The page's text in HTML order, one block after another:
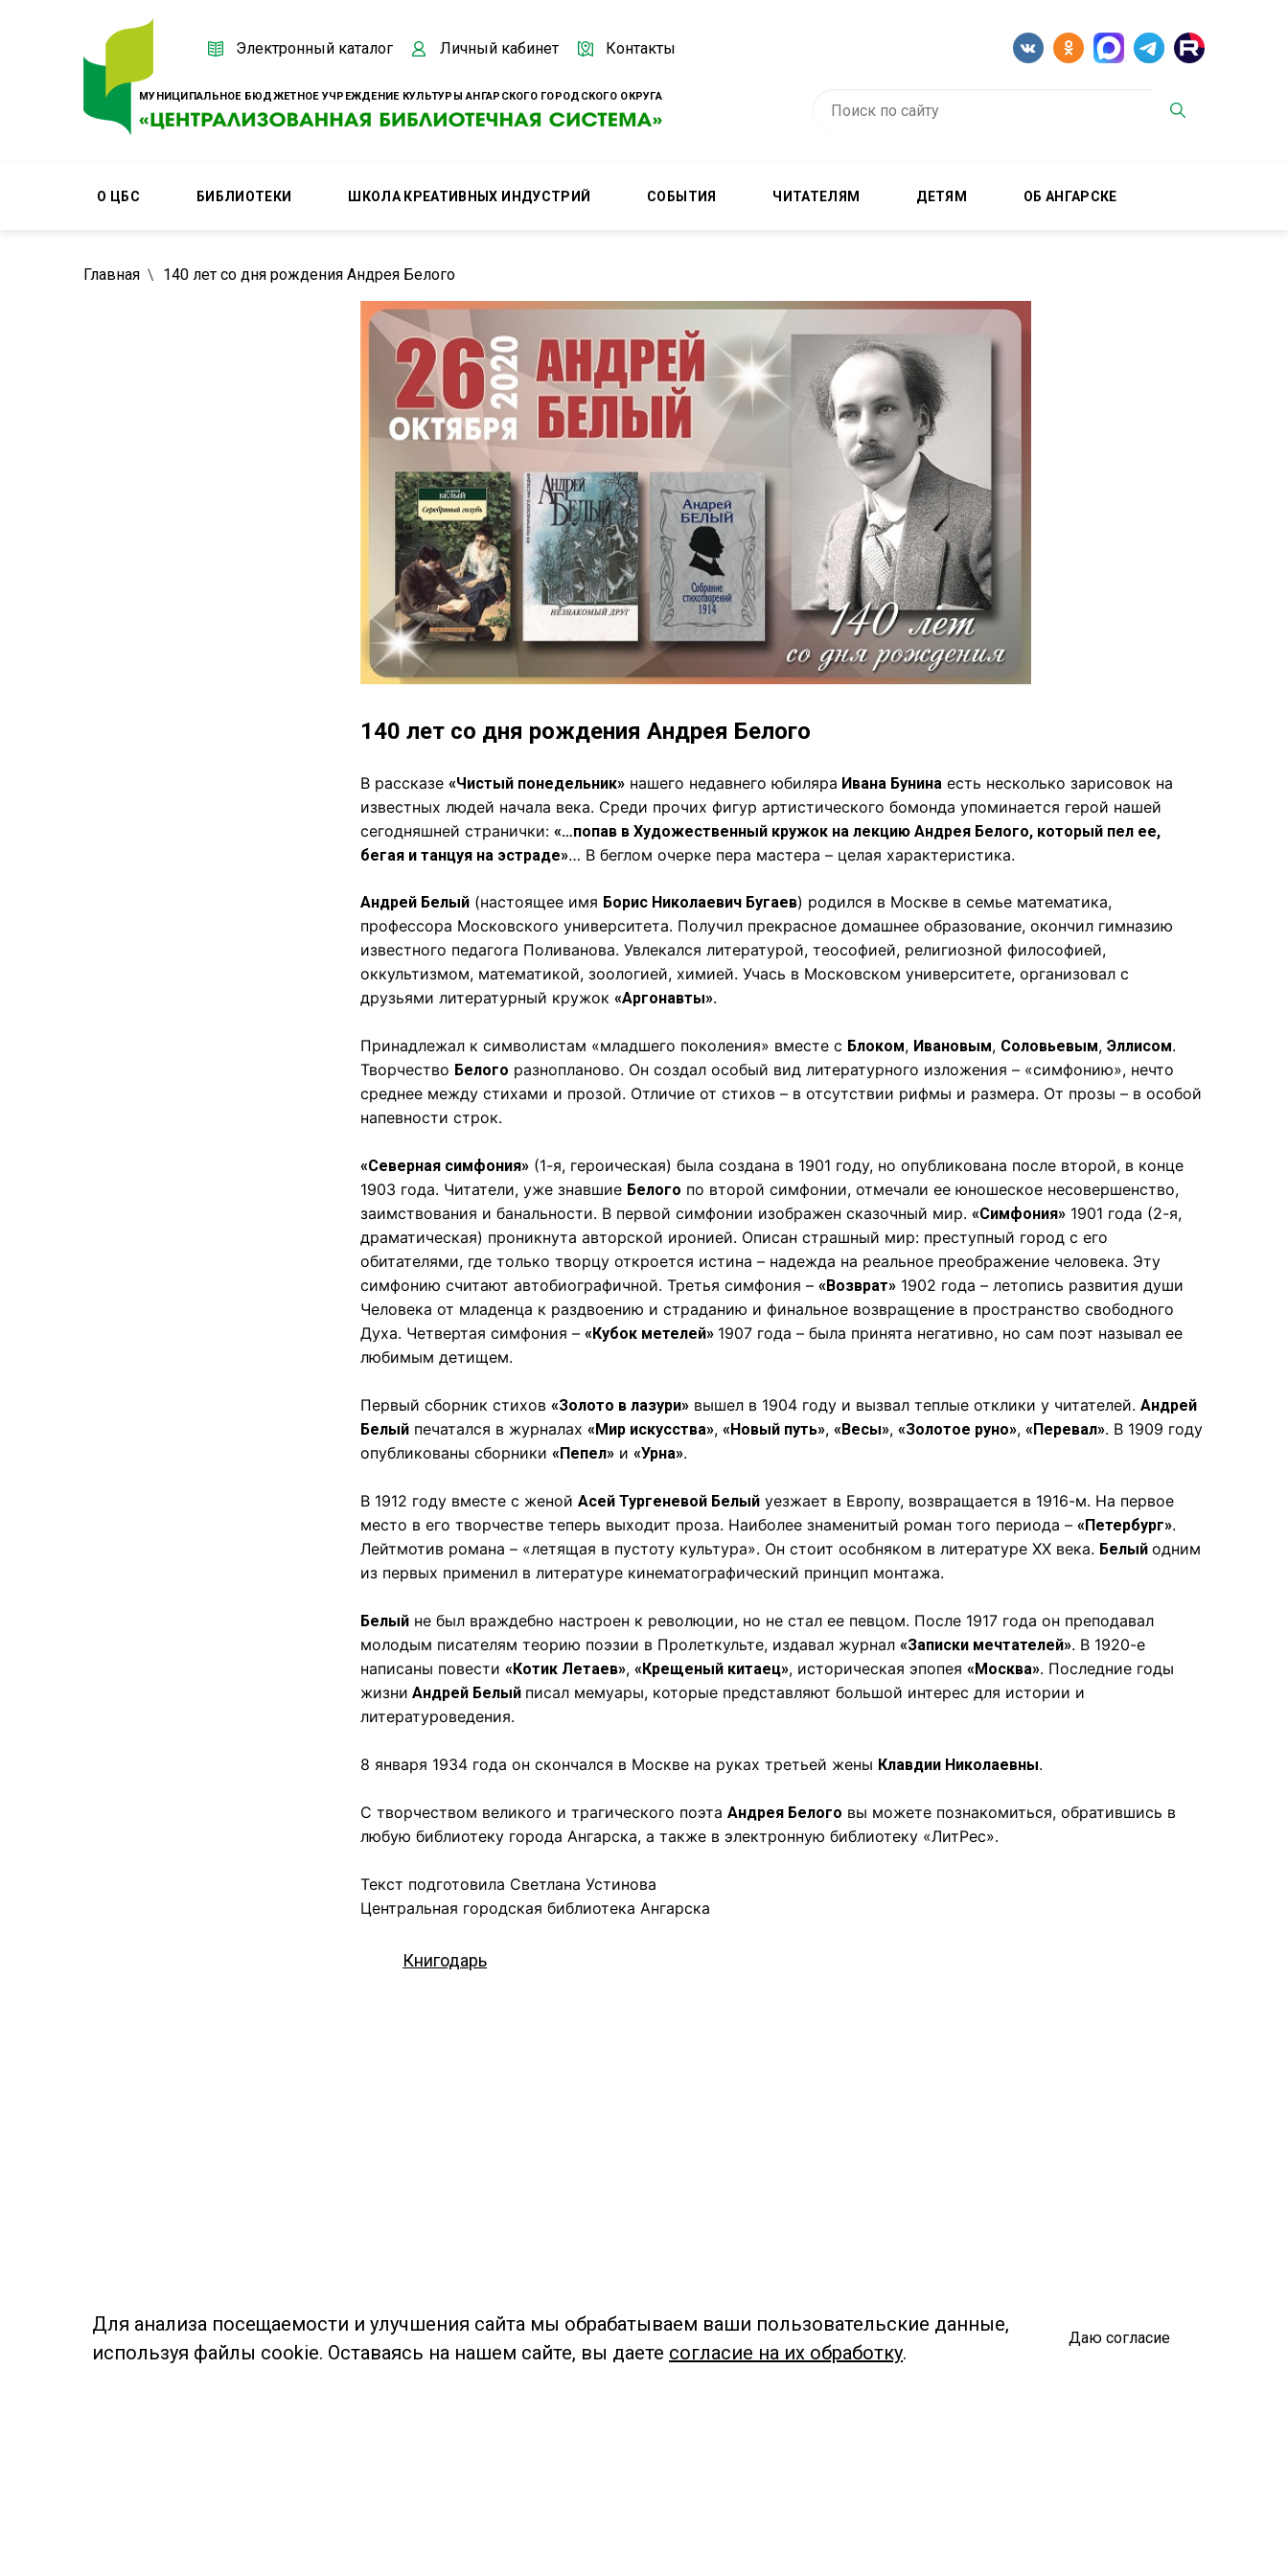
МУНИЦИПАЛЬНОЕ БЮДЖЕТНОЕ УЧРЕЖДЕНИЕ КУЛЬТУРЫ АНГАРСКОГО ГОРОДСКОГО ОКРУГА
Электронный каталог Личный кабинет Контакты
О ЦБС БИБЛИОТЕКИ ШКОЛА КРЕАТИВНЫХ ИНДУСТРИЙ СОБЫТИЯ ЧИТАТЕЛЯМ ДЕТЯМ ОБ АНГАРСКЕ
Главная 140 лет со дня рождения Андрея Белого
140 лет со дня рождения Андрея Белого
В рассказе«Чистый понедельник» нашего недавнего юбиляра Ивана Бунина есть несколько зарисовок на
известных людей начала века. Среди прочих фигур артистического бомонда упоминается герой нашей
сегодняшней странички:«…попав в Художественный кружок на лекцию Андрея Белого, который пел ее,
бегая и танцуя на эстраде»… В беглом очерке пера мастера – целая характеристика.
Андрей Белый (настоящее имя Борис Николаевич Бугаев) родился в Москве в семье математика,
профессора Московского университета. Получил прекрасное домашнее образование, окончил гимназию
известного педагога Поливанова. Увлекался литературой, теософией, религиозной философией,
оккультизмом, математикой, зоологией, химией. Учась в Московском университете, организовал с
друзьями литературный кружок«Аргонавты».
Принадлежал к символистам «младшего поколения» вместе с Блоком, Ивановым, Соловьевым,Эллисом.
Творчество Белого разнопланово. Он создал особый вид литературного изложения – «симфонию», нечто
среднее между стихами и прозой. Отличие от стихов – в отсутствии рифмы и размера. От прозы – в особой
напевности строк.
«Северная симфония» (1-я, героическая) была создана в 1901 году, но опубликована после второй, в конце
1903 года. Читатели, уже знавшие Белого по второй симфонии, отмечали ее юношеское несовершенство,
заимствования и банальности. В первой симфонии изображен сказочный мир.«Симфония» 1901 года (2-я,
драматическая) проникнута авторской иронией. Описан страшный мир: преступный город с его
обитателями, где только творцу откроется истина – надежда на реальное преображение человека. Эту
симфонию считают автобиографичной. Третья симфония –«Возврат» 1902 года – летопись развития души
Человека от младенца к раздвоению и страданию и финальное возвращение в пространство свободного
Духа. Четвертая симфония –«Кубок метелей» 1907 года – была принята негативно, но сам поэт называл ее
любимым детищем.
Первый сборник стихов«Золото в лазури» вышел в 1904 году и вызвал теплые отклики у читателей.Андрей
Белый печатался в журналах«Мир искусства»,«Новый путь»,«Весы»,«Золотое руно»,«Перевал». В 1909 году
опубликованы сборники«Пепел» и«Урна».
В 1912 году вместе с женойАсей Тургеневой Белый уезжает в Европу, возвращается в 1916-м. На первое
место в его творчестве теперь выходит проза. Наиболее знаменитый роман того периода –«Петербург».
Лейтмотив романа – «летящая в пустоту культура». Он стоит особняком в литературе XX века. Белыйодним
из первых применил в литературе кинематографический принцип монтажа.
Белый не был враждебно настроен к революции, но не стал ее певцом. После 1917 года он преподавал
молодым писателям теорию поэзии в Пролеткульте, издавал журнал«Записки мечтателей». В 1920-е
написаны повести«Котик Летаев»,«Крещеный китаец», историческая эпопея«Москва». Последние годы
жизни Андрей Белый писал мемуары, которые представляют большой интерес для истории и
литературоведения.
8 января 1934 года он скончался в Москве на руках третьей жены Клавдии Николаевны.
С творчеством великого и трагического поэтаАндрея Белого вы можете познакомиться, обратившись в
любую библиотеку города Ангарска, а также в электронную библиотеку «ЛитРес».
Текст подготовила Светлана Устинова
Центральная городская библиотека Ангарска
Книгодарь
Для анализа посещаемости и улучшения сайта мы обрабатываем ваши пользовательские данные,
используя файлы cookie. Оставаясь на нашем сайте, вы даете согласие на их обработку.
Даю согласие